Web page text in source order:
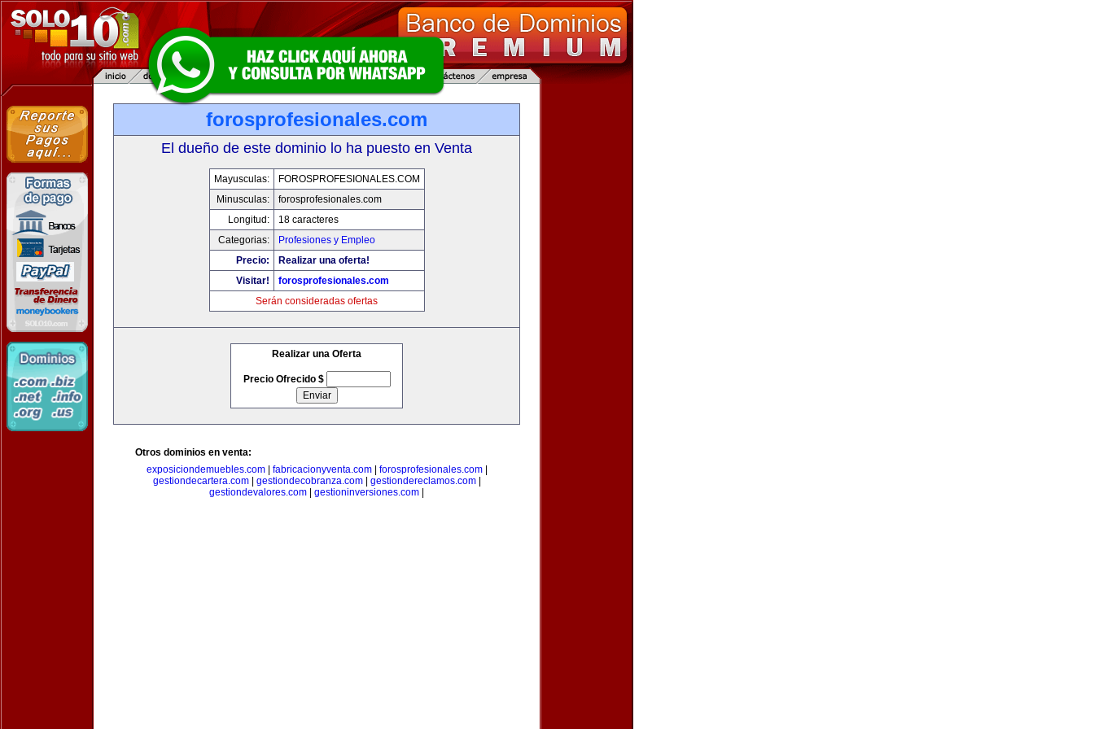
forosprofesionales.com
El dueño de este dominio lo ha puesto en Venta
Mayusculas:
FOROSPROFESIONALES.COM
Minusculas:
forosprofesionales.com
Longitud:
18 caracteres
Categorias:
Profesiones y Empleo
Precio:
Realizar una oferta!
Visitar!
forosprofesionales.com
Serán consideradas ofertas
Realizar una Oferta
Precio Ofrecido $
Otros dominios en venta:
exposiciondemuebles.com| fabricacionyventa.com| forosprofesionales.com|
gestiondecartera.com| gestiondecobranza.com| gestiondereclamos.com|
gestiondevalores.com
gestioninversiones.com